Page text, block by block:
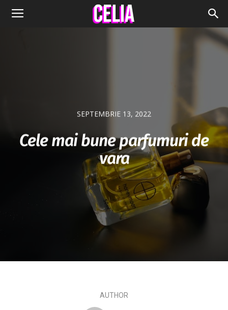
SEPTEMBRIE 13, 2022
Cele mai bune parfumuri de
vara
AUTHOR